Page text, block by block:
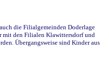
die Filialgemeinden Doderlage
mit den Filialen Klawittersdorf und
Übergangsweise sind Kinder aus